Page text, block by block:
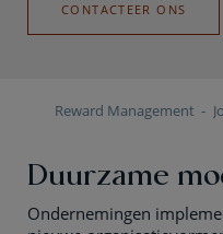
Reward Management
CONTACTEER ONS
Duurzame
Ondernemingen